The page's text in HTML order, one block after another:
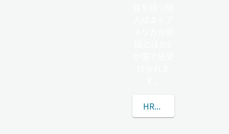
HRESHKOの姓につい